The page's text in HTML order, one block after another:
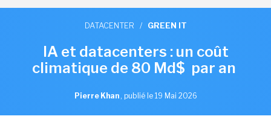
DATACENTER / GREEN IT
IA et datacenters : un coût
climatique de 80 Md$ par an
Pierre Khan , publié le 19 Mai 2026